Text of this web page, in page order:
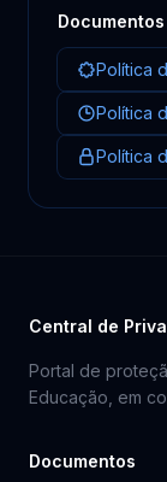
Política
Política
Política
Central de
Portal de
Educação, em
Documentos